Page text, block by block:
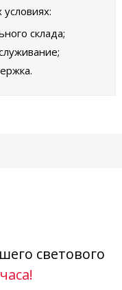
склада;
светового